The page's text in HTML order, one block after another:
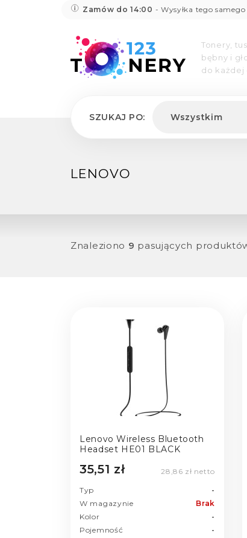
Zamów do 14:00 - Wysyłka tego samego
Tonery,
bębny i
do każdej
SZUKAJ PO: Wszystkim
LENOVO
Znaleziono 9 pasujących
Lenovo Wireless Bluetooth
Headset HE01 BLACK
35,51 zł 28,86 zł netto
Typ
-
W magazynie
Brak
Kolor
-
Pojemność
-